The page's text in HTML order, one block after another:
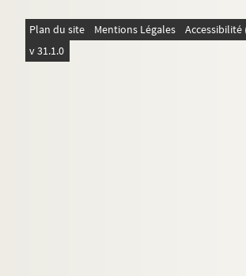
Plan du site Mentions Légales
v 31.1.0